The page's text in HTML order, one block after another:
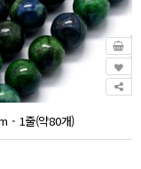
- 1줄(약80개)